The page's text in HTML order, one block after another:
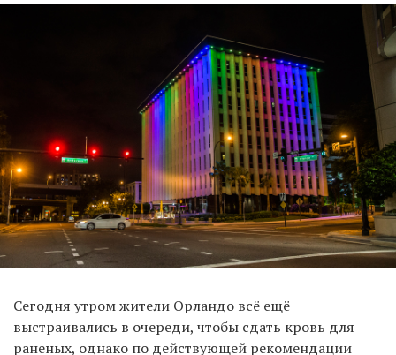
Сегодня утром жители Орландо всё ещё
выстраивались в очереди, чтобы сдать кровь для
раненых, однако по действующей рекомендации